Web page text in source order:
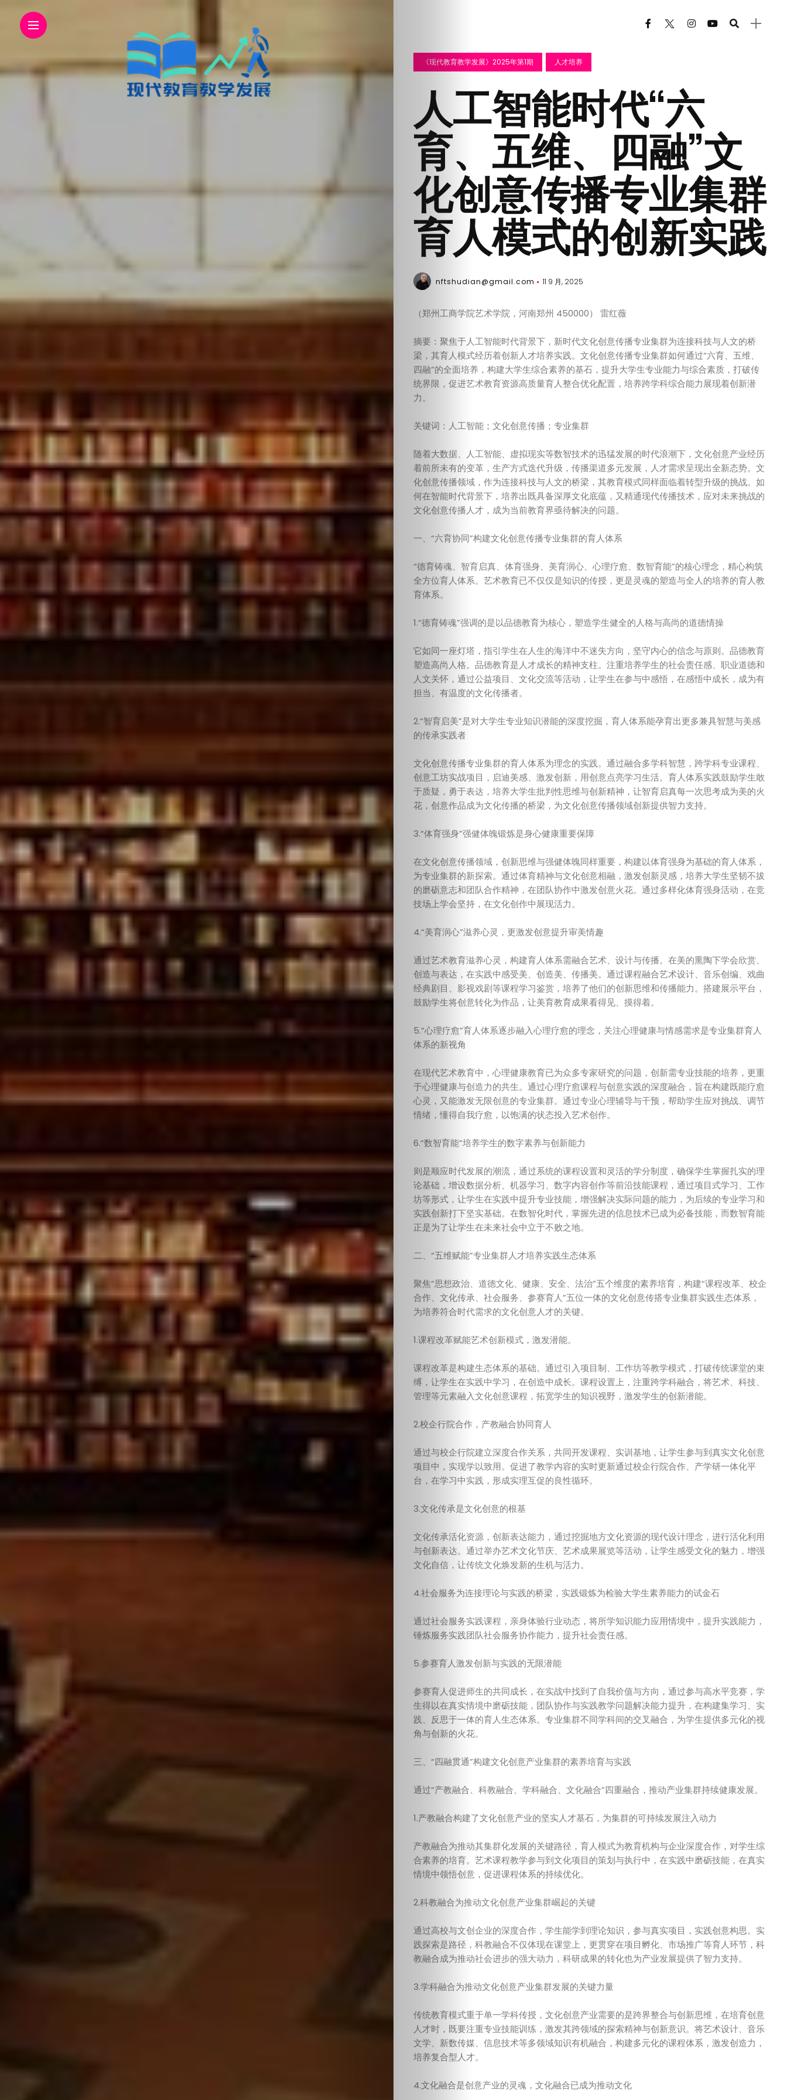
回
到
出
社
首
页
教
育
与
心
理
健
康
人
才
培
养
综
合
论
坛
关
于
我
们
联
我
们
征
《现代教育教学发展》2025年第1期 人才培养
人工智能时代“六
育、五维、四融”文
化创意传播专业集群
育人模式的创新实践
nftshudian@gmail.com 11 9 月, 2025
（郑州工商学院艺术学院，河南郑州 450000） 雷红薇
摘要：聚焦于人工智能时代背景下，新时代文化创意传播专业集群为连接科技与人文的桥
梁，其育人模式经历着创新人才培养实践。文化创意传播专业集群如何通过“六育、五维、
四融”的全面培养，构建大学生综合素养的基石，提升大学生专业能力与综合素质，打破传
统界限，促进艺术教育资源高质量育人整合优化配置，培养跨学科综合能力展现着创新潜
力。
关键词：人工智能；文化创意传播；专业集群
随着大数据、人工智能、虚拟现实等数智技术的迅猛发展的时代浪潮下，文化创意产业经历
着前所未有的变革，生产方式迭代升级，传播渠道多元发展，人才需求呈现出全新态势。文
化创意传播领域，作为连接科技与人文的桥梁，其教育模式同样面临着转型升级的挑战。如
何在智能时代背景下，培养出既具备深厚文化底蕴，又精通现代传播技术，应对未来挑战的
文化创意传播人才，成为当前教育界亟待解决的问题。
一、“六育协同”构建文化创意传播专业集群的育人体系
“德育铸魂、智育启真、体育强身、美育润心、心理疗愈、数智育能”的核心理念，精心构筑
全方位育人体系。艺术教育已不仅仅是知识的传授，更是灵魂的塑造与全人的培养的育人教
育体系。
1.“德育铸魂”强调的是以品德教育为核心，塑造学生健全的人格与高尚的道德情操
它如同一座灯塔，指引学生在人生的海洋中不迷失方向，坚守内心的信念与原则。品德教育
塑造高尚人格。品德教育是人才成长的精神支柱。注重培养学生的社会责任感、职业道德和
人文关怀，通过公益项目、文化交流等活动，让学生在参与中感悟，在感悟中成长，成为有
担当、有温度的文化传播者。
2.“智育启美”是对大学生专业知识潜能的深度挖掘，育人体系能孕育出更多兼具智慧与美感
的传承实践者
文化创意传播专业集群的育人体系为理念的实践。通过融合多学科智慧，跨学科专业课程、
创意工坊实战项目，启迪美感、激发创新，用创意点亮学习生活。育人体系实践鼓励学生敢
于质疑，勇于表达，培养大学生批判性思维与创新精神，让智育启真每一次思考成为美的火
花，创意作品成为文化传播的桥梁，为文化创意传播领域创新提供智力支持。
3.“体育强身”强健体魄锻炼是身心健康重要保障
在文化创意传播领域，创新思维与强健体魄同样重要，构建以体育强身为基础的育人体系，
为专业集群的新探索。通过体育精神与文化创意相融，激发创新灵感，培养大学生坚韧不拔
的磨砺意志和团队合作精神，在团队协作中激发创意火花。通过多样化体育强身活动，在竞
技场上学会坚持，在文化创作中展现活力。
4.“美育润心”滋养心灵，更激发创意提升审美情趣
通过艺术教育滋养心灵，构建育人体系需融合艺术、设计与传播。在美的熏陶下学会欣赏、
创造与表达，在实践中感受美、创造美、传播美。通过课程融合艺术设计、音乐创编、戏曲
经典剧目、影视戏剧等课程学习鉴赏，培养了他们的创新思维和传播能力。搭建展示平台，
鼓励学生将创意转化为作品，让美育教育成果看得见、摸得着。
5.“心理疗愈”育人体系逐步融入心理疗愈的理念，关注心理健康与情感需求是专业集群育人
体系的新视角
在现代艺术教育中，心理健康教育已为众多专家研究的问题，创新需专业技能的培养，更重
于心理健康与创造力的共生。通过心理疗愈课程与创意实践的深度融合，旨在构建既能疗愈
心灵，又能激发无限创意的专业集群。通过专业心理辅导与干预，帮助学生应对挑战、调节
情绪，懂得自我疗愈，以饱满的状态投入艺术创作。
6.“数智育能”培养学生的数字素养与创新能力
则是顺应时代发展的潮流，通过系统的课程设置和灵活的学分制度，确保学生掌握扎实的理
论基础，增设数据分析、机器学习、数字内容创作等前沿技能课程，通过项目式学习、工作
坊等形式，让学生在实践中提升专业技能，增强解决实际问题的能力，为后续的专业学习和
实践创新打下坚实基础。在数智化时代，掌握先进的信息技术已成为必备技能，而数智育能
正是为了让学生在未来社会中立于不败之地。
二、“五维赋能”专业集群人才培养实践生态体系
聚焦“思想政治、道德文化、健康、安全、法治”五个维度的素养培育，构建“课程改革、校企
合作、文化传承、社会服务、参赛育人”五位一体的文化创意传搭专业集群实践生态体系，
为培养符合时代需求的文化创意人才的关键。
1.课程改革赋能艺术创新模式，激发潜能。
课程改革是构建生态体系的基础。通过引入项目制、工作坊等教学模式，打破传统课堂的束
缚，让学生在实践中学习，在创造中成长。课程设置上，注重跨学科融合，将艺术、科技、
管理等元素融入文化创意课程，拓宽学生的知识视野，激发学生的创新潜能。
2.校企行院合作，产教融合协同育人
通过与校企行院建立深度合作关系，共同开发课程、实训基地，让学生参与到真实文化创意
项目中，实现学以致用。促进了教学内容的实时更新通过校企行院合作、产学研一体化平
台，在学习中实践，形成实理互促的良性循环。
3.文化传承是文化创意的根基
文化传承活化资源，创新表达能力，通过挖掘地方文化资源的现代设计理念，进行活化利用
与创新表达。通过举办艺术文化节庆、艺术成果展览等活动，让学生感受文化的魅力，增强
文化自信，让传统文化焕发新的生机与活力。
4.社会服务为连接理论与实践的桥梁，实践锻炼为检验大学生素养能力的试金石
通过社会服务实践课程，亲身体验行业动态，将所学知识能力应用情境中，提升实践能力，
锤炼服务实践团队社会服务协作能力，提升社会责任感。
5.参赛育人激发创新与实践的无限潜能
参赛育人促进师生的共同成长，在实战中找到了自我价值与方向，通过参与高水平竞赛，学
生得以在真实情境中磨砺技能，团队协作与实践教学问题解决能力提升，在构建集学习、实
践、反思于一体的育人生态体系。专业集群不同学科间的交叉融合，为学生提供多元化的视
角与创新的火花。
三、“四融贯通”构建文化创意产业集群的素养培育与实践
通过“产教融合、科教融合、学科融合、文化融合”四重融合，推动产业集群持续健康发展。
1.产教融合构建了文化创意产业的坚实人才基石，为集群的可持续发展注入动力
产教融合为推动其集群化发展的关键路径，育人模式为教育机构与企业深度合作，对学生综
合素养的培育。艺术课程教学参与到文化项目的策划与执行中，在实践中磨砺技能，在真实
情境中领悟创意，促进课程体系的持续优化。
2.科教融合为推动文化创意产业集群崛起的关键
通过高校与文创企业的深度合作，学生能学到理论知识，参与真实项目，实践创意构思。实
践探索是路径，科教融合不仅体现在课堂上，更贯穿在项目孵化、市场推广等育人环节，科
教融合成为推动社会进步的强大动力，科研成果的转化也为产业发展提供了智力支持。
3.学科融合为推动文化创意产业集群发展的关键力量
传统教育模式重于单一学科传授，文化创意产业需要的是跨界整合与创新思维，在培育创意
人才时，既要注重专业技能训练，激发其跨领域的探索精神与创新意识。将艺术设计、音乐
文学、新数传媒、信息技术等多领域知识有机融合，构建多元化的课程体系，激发创造力，
培养复合型人才。
4.文化融合是创意产业的灵魂，文化融合已成为推动文化